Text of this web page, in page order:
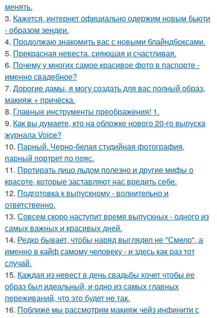
менять.
3. Кажется, интернет официально одержим новым бьюти
- образом зендеи.
4. Продолжаю знакомить вас с новыми блайндбоксами.
5. Прекрасная невеста, сияющая и счастливая.
6. Почему у многих самое красивое фото в паспорте -
именно свадебное?
7. Дорогие дамы, я могу создать для вас полный образ,
макияж + причёска.
8. Главные инструменты преображения! 1.
9. Как вы думаете, кто на обложке нового 20-го выпуска
журнала Voice?
10. Парный. Черно-белая студийная фотография,
парный портрет по пояс.
11. Протирать лицо льдом полезно и другие мифы о
красоте, которые заставляют нас вредить себе.
12. Подготовка к выпускному - волнительно и
ответственно.
13. Совсем скоро наступит время выпускных - одного из
самых важных и красивых дней.
14. Редко бывает, чтобы наряд выглядел не "Смело", а
именно в кайф самому человеку - и здесь как раз тот
случай.
15. Каждая из невест в день свадьбы хочет чтобы ее
образ был идеальный, и одно из самых главных
переживаний, что это будет не так.
16. Поближе мы рассмотрим макияж чейз инфинити с